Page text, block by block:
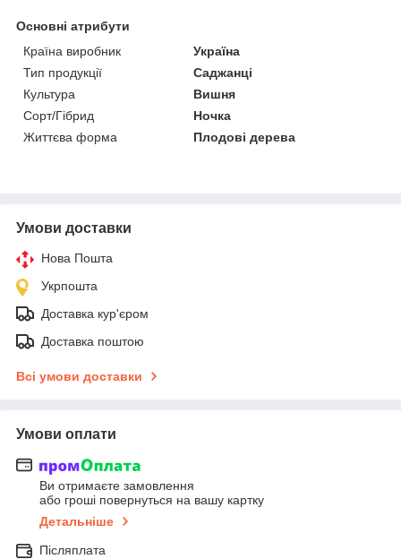
Основні атрибути
Країна виробник
Україна
Тип продукції
Саджанці
Культура
Вишня
Сорт/Гібрид
Ночка
Життєва форма
Плодові дерева
Умови доставки
Нова Пошта
Укрпошта
Доставка кур'єром
Доставка поштою
Всі умови доставки
Умови оплати
Ви отримаєте замовлення
або гроші повернуться на вашу картку
Детальніше
Післяплата